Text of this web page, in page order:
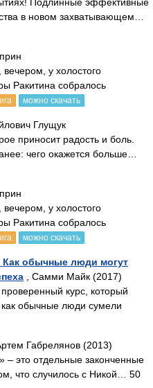
в новом захватывающем…
у холостого
Ракитина собралось
можно скачать
Глущук
приносит радость и боль.
чего окажется больше…
у холостого
Ракитина собралось
можно скачать
обычные люди могут
, Самми Майк (2017)
курс, который
обычные люди сумели
Габрелянов (2013)
это отдельные законченные
что случилось с Никой… 50